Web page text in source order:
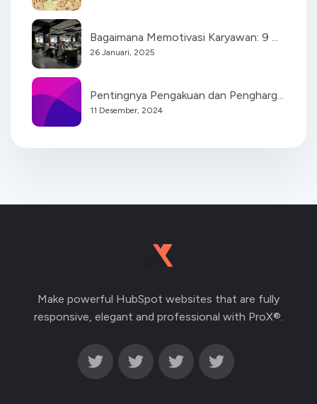
Bagaimana Memotivasi Karyawan: 9 ...
26 Januari, 2025
Pentingnya Pengakuan dan Pengharg...
11 Desember, 2024
Make powerful HubSpot websites that are fully
responsive, elegant and professional with ProX®.